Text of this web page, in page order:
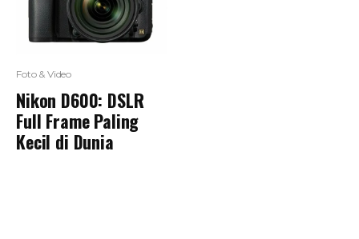
Foto & Video
Nikon D600: DSLR
Full Frame Paling
Kecil di Dunia